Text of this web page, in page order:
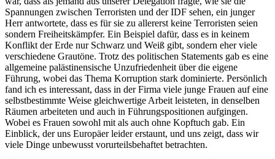
Spannungen zwischen Terroristen und der IDF sehen, ein junger
Herr antwortete, dass es für sie zu allererst keine Terroristen seien
sondern Freiheitskämpfer. Ein Beispiel dafür, dass es in keinem
Konflikt der Erde nur Schwarz und Weiß gibt, sondern eher viele
verschiedene Grautöne. Trotz des politischen Statements gab es eine
allgemeine palästinensische Unzufriedenheit über die eigene
Führung, wobei das Thema Korruption stark dominierte. Persönlich
fand ich es interessant, dass in der Firma viele junge Frauen auf eine
selbstbestimmte Weise gleichwertige Arbeit leisteten, in denselben
Räumen arbeiteten und auch in Führungspositionen aufgingen.
Wobei es Frauen sowohl mit als auch ohne Kopftuch gab. Ein
Einblick, der uns Europäer leider erstaunt, und uns zeigt, dass wir
viele Dinge unbewusst vorurteilsbehaftet betrachten.